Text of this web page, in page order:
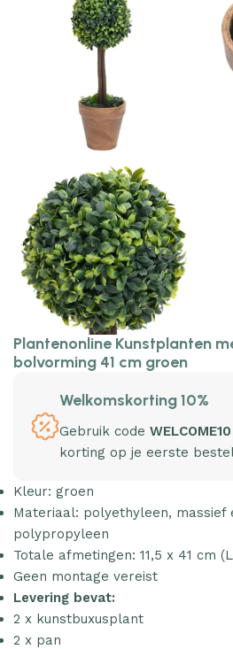
Plantenonline Kunstplanten
bolvorming 41 cm groen
Welkomskorting 10%
Gebruik code WELCOME10
korting op je eerste
Kleur: groen
Materiaal: polyethyleen, massief
polypropyleen
Totale afmetingen: 11,5 x 41 cm
Geen montage vereist
Levering bevat:
2 x kunstbuxusplant
2 x pan